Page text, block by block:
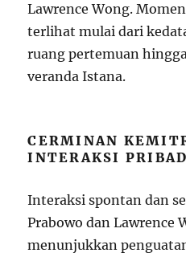
Lawrence Wong.
terlihat mulai dari
ruang pertemuan
veranda Istana.
CERMINAN
INTERAKSI
Interaksi spontan dan
Prabowo dan Lawrence
menunjukkan